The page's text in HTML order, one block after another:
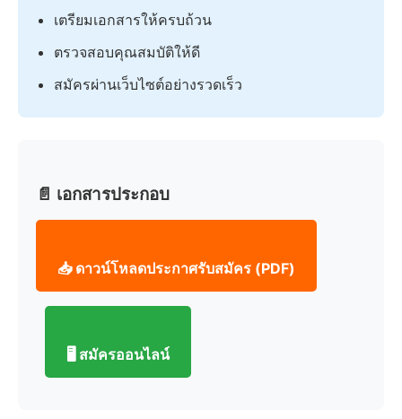
เตรียมเอกสารให้ครบถ้วน
ตรวจสอบคุณสมบัติให้ดี
สมัครผ่านเว็บไซต์อย่างรวดเร็ว
📄 เอกสารประกอบ
📥 ดาวน์โหลดประกาศรับสมัคร (PDF)
🖥️ สมัครออนไลน์